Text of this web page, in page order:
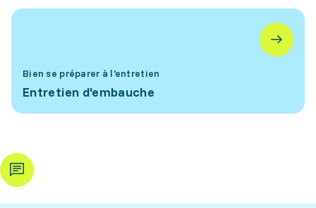
Bien se préparer à l'entretien
Entretien d'embauche